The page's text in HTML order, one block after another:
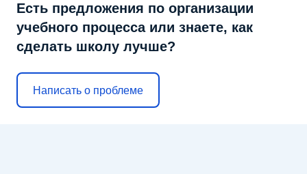
Есть предложения по организации
учебного процесса или знаете, как
сделать школу лучше?
Написать о проблеме